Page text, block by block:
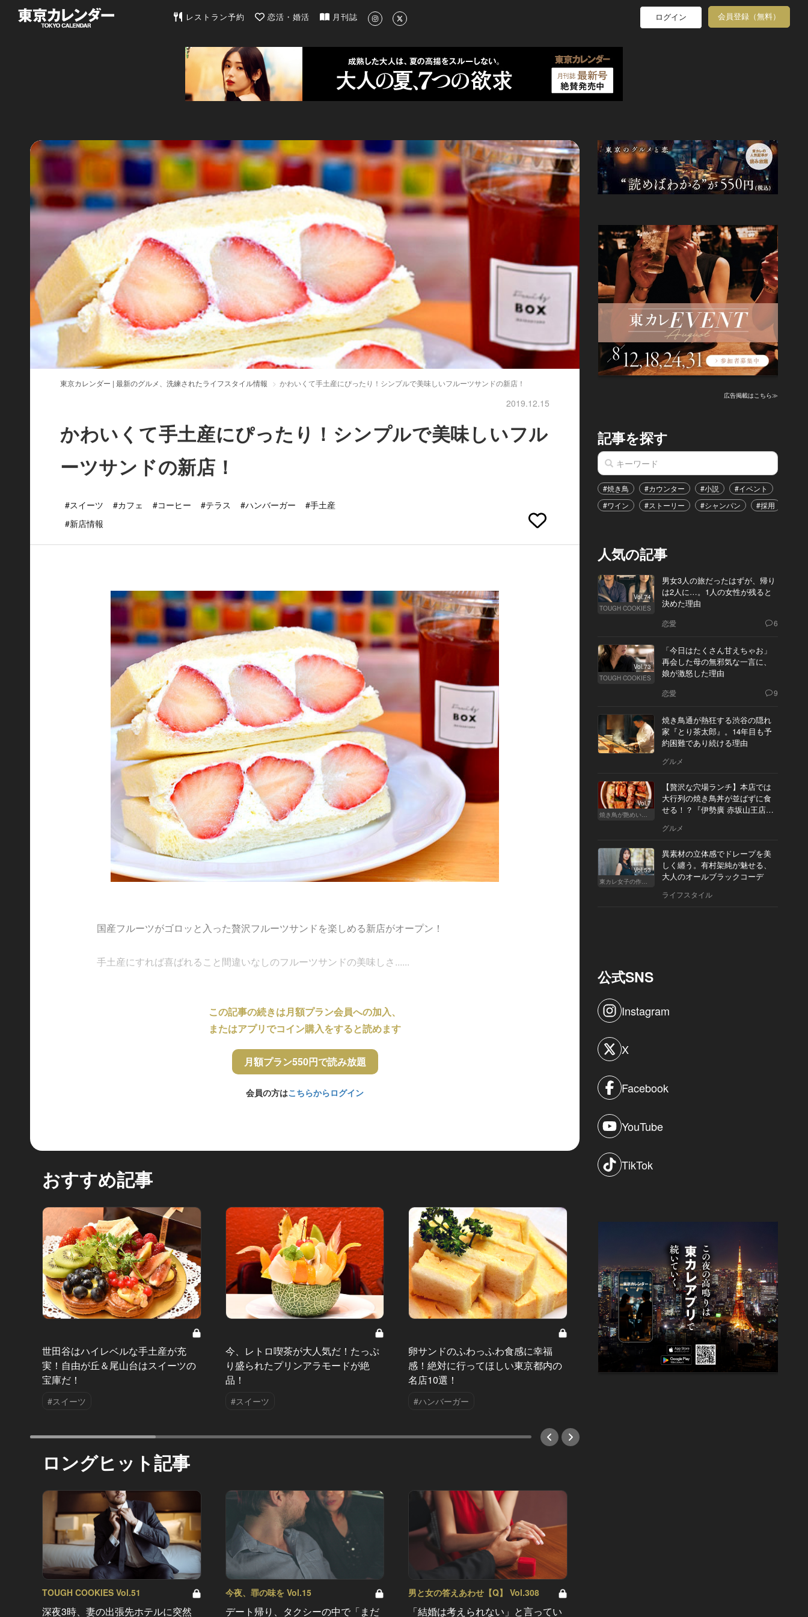
東京カレンダー | 最新のグルメ、洗練されたライフスタイル情報
レストラン予約 恋活・婚活 月刊誌 ログイン 会員登録（無料）
東京カレンダー | 最新のグルメ、洗練されたライフスタイル情報 かわいくて手土産にぴったり！シンプルで美味しいフルーツサンドの新店！
2019.12.15
かわいくて手土産にぴったり！シンプルで美味しいフル
ーツサンドの新店！
#スイーツ #カフェ #コーヒー #テラス #ハンバーガー
#手土産
#新店情報
国産フルーツがゴロッと入った贅沢フルーツサンドを楽しめる新店がオープン！
手土産にすれば喜ばれること間違いなしのフルーツサンドの美味しさ......
この記事の続きは月額プラン会員への加入、
またはアプリでコイン購入をすると読めます
月額プラン550円で読み放題
会員の方はこちらからログイン
おすすめ記事
世田谷はハイレベルな手土産が充
実！自由が丘＆尾山台はスイーツの
宝庫だ！
#スイーツ
今、レトロ喫茶が大人気だ！たっぷ
り盛られたプリンアラモードが絶
品！
#スイーツ
卵サンドのふわっふわ食感に幸福
感！絶対に行ってほしい東京都内の
名店10選！
#ハンバーガー
病める時も、ふくよかなる時も Vol.10
「夫はもう、私を女として見ていな
い...」絶望し自堕落となった妻を救
僕のカ
妻を置
夜を…
ロングヒット記事
TOUGH COOKIES Vol.51
深夜3時、妻の出張先ホテルに突然
今夜、罪の味を Vol.15
デート帰り、タクシーの中で「まだ
男と女の答えあわせ【Q】 Vol.308
「結婚は考えられない」と言ってい
広告掲載はこちら≫
記事を探す
#焼き鳥 #カウンター #小説 #イベント
#ワイン
#ストーリー #シャンパン #採用
人気の記事
Vol.74
TOUGH COOKIES
男女3人の旅だったはずが、帰り
は2人に…。1人の女性が残ると
決めた理由
恋愛 6
Vol.73
TOUGH COOKIES
「今日はたくさん甘えちゃお」
再会した母の無邪気な一言に、
娘が激怒した理由
恋愛 9
焼き鳥通が熱狂する渋谷の隠れ
家『とり茶太郎』。14年目も予
約困難であり続ける理由
グルメ
Vol.7
焼き鳥が艶めいてきた
【贅沢な穴場ランチ】本店では
大行列の焼き鳥丼が並ばずに食
せる！？『伊勢廣 赤坂山王店』
グルメ
Vol.53
東カレ女子の作り方
異素材の立体感でドレープを美
しく纏う。有村架純が魅せる、
大人のオールブラックコーデ
ライフスタイル
公式SNS
Instagram
X
Facebook
YouTube
TikTok